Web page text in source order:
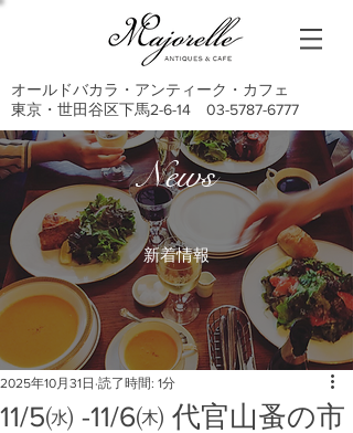
オールドバカラ・アンティーク・カフェ
東京・世田谷区下馬2-6-14 03-5787-6777
News
新着情報
11/5㈬ -11/6㈭ 代官山蚤の市
2025年10月31日 読了時間: 1分